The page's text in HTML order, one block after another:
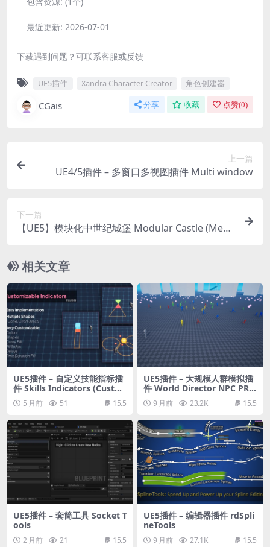
最近更新: 2026-07-01
下载遇到问题？可联系客服或反馈
UE5插件 Xandra Character Creator 角色创建器
CGais 分享 收藏 点赞(0)
上一篇
UE4/5插件 – 多窗口多视图插件 Multi window
下一篇
【UE5】模块化中世纪城堡 Modular Castle (Medi
astle)
相关文章
UE5插件 – 自定义技能指标插
件 Skills Indicators (Custo
mizable)
5 月前 51 15.5
UE5插件 – 大规模人群模拟插
件 World Director NPC PRO
– Massive NPC Simulation
with Multiplayer & Optimiz
ation
9 月前 23.2K 15.5
UE5插件 – 套筒工具 Socket T
ools
2 月前 21 15.5
UE5插件 – 编辑器插件 rdSpli
neTools
9 月前 27.1K 15.5